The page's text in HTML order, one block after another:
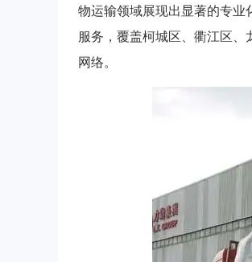
物运输领域展现出显著的专业
服务，覆盖柯城区、衢江区
网络。